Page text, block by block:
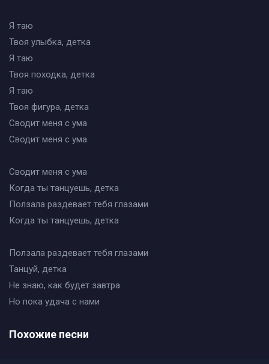
Я таю
Твоя улыбка, детка
Я таю
Твоя походка, детка
Я таю
Твоя фигура, детка
Сводит меня с ума
Сводит меня с ума
Сводит меня с ума
Когда ты танцуешь, детка
Ползала раздевает тебя глазами
Когда ты танцуешь, детка
Ползала раздевает тебя глазами
Танцуй, детка
Не знаю, как будет завтра
Но пока удача с нами
Похожие песни